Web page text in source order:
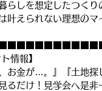
らしを想定したつく
叶えられない理想のマ
情報】
お金が…。』『土地
るだけ！見学会へ是非